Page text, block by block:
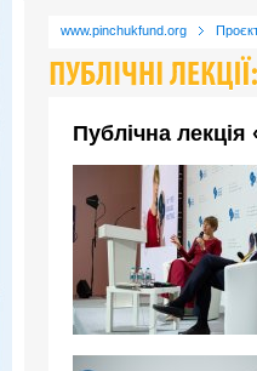
www.pinchukfund.org
Публічна